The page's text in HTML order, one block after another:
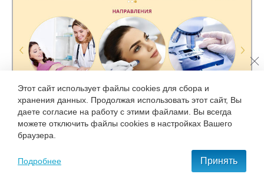
Этот сайт использует файлы cookies для сбора и
хранения данных. Продолжая использовать этот сайт, Вы
даете согласие на работу с этими файлами. Вы всегда
можете отключить файлы cookies в настройках Вашего
браузера.
Подробнее Принять